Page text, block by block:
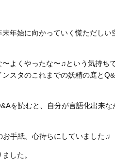
年始に向かっていく慌ただし
よくやったな〜♫という気持ち
スタのこれまでの妖精の庭と
を読むと、自分が言語化出来
手紙。心待ちにしていました♫
した。